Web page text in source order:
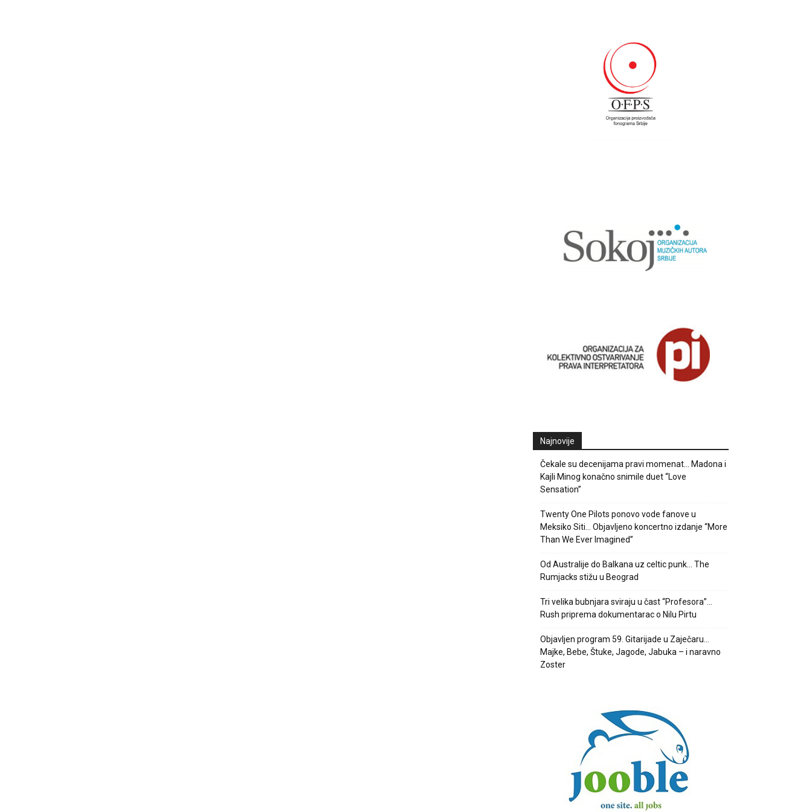
Najnovije
Čekale su decenijama pravi momenat… Madona i
Kajli Minog konačno snimile duet “Love
Sensation”
Twenty One Pilots ponovo vode fanove u
Meksiko Siti… Objavljeno koncertno izdanje “More
Than We Ever Imagined”
Od Australije do Balkana uz celtic punk… The
Rumjacks stižu u Beograd
Tri velika bubnjara sviraju u čast “Profesora”…
Rush priprema dokumentarac o Nilu Pirtu
Objavljen program 59. Gitarijade u Zaječaru…
Majke, Bebe, Štuke, Jagode, Jabuka – i naravno
Zoster